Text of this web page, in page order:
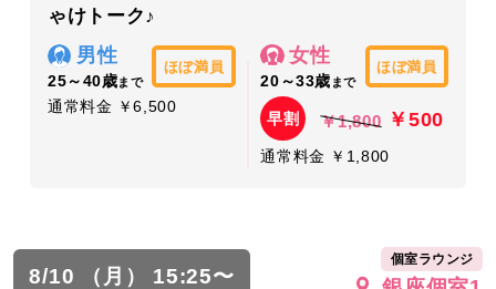
ゃけトーク♪
男性
25～40歳まで
ほぼ満員
通常料金 ￥6,500
女性
20～33歳 まで
ほぼ満員
早割 ￥1,800 ￥500
通常料金 ￥1,800
8/10 （月） 15:25〜
個室ラウンジ